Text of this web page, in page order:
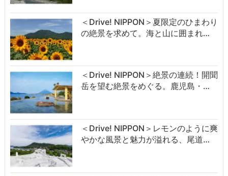
＜Drive! NIPPON＞夏限定のひまわり
の絶景を求めて。海と山に囲まれ…
＜Drive! NIPPON＞絶景の連続！開聞
岳を望む絶景をめぐる。鹿児島・…
＜Drive! NIPPON＞レモンのように爽
やかな風景と魅力が溢れる、尾道…